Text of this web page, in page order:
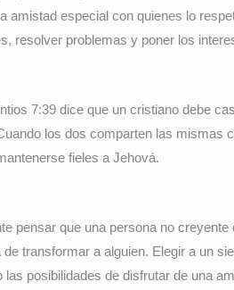
amistad especial con quienes lo
resolver problemas y poner los
7:39 dice que un cristiano debe
los dos comparten las mismas
fieles a Jehová.
pensar que una persona no
de transformar a alguien. Elegir a un
las posibilidades de disfrutar de una